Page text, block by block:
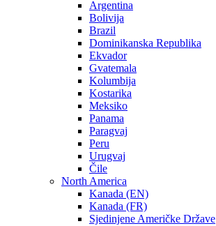
Argentina
Bolivija
Brazil
Dominikanska Republika
Ekvador
Gvatemala
Kolumbija
Kostarika
Meksiko
Panama
Paragvaj
Peru
Urugvaj
Čile
North America
Kanada (EN)
Kanada (FR)
Sjedinjene Američke Države